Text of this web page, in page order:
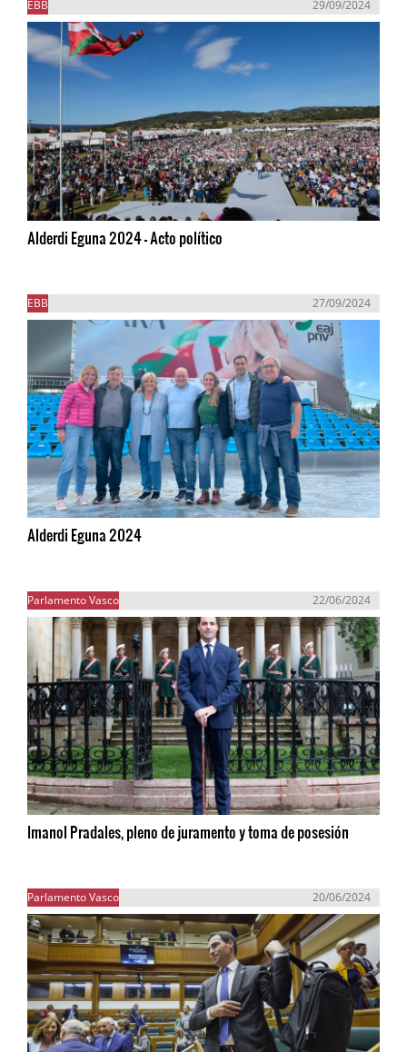
EBB 29/09/2024
Alderdi Eguna 2024 - Acto político
EBB 27/09/2024
Alderdi Eguna 2024
Parlamento Vasco 22/06/2024
Imanol Pradales, pleno de juramento y toma de posesión
Parlamento Vasco 20/06/2024